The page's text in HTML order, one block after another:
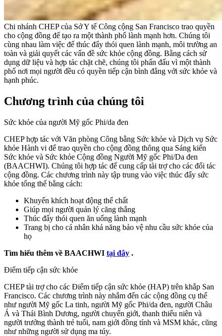
Chi nhánh CHEP của Sở Y tế Công cộng San Francisco trao quyền
cho cộng đồng để tạo ra một thành phố lành mạnh hơn. Chúng tôi
cùng nhau làm việc để thúc đẩy thói quen lành mạnh, môi trường an
toàn và giải quyết các vấn đề sức khỏe cộng đồng. Bằng cách sử
dụng dữ liệu và hợp tác chặt chẽ, chúng tôi phấn đấu vì một thành
phố nơi mọi người đều có quyền tiếp cận bình đẳng với sức khỏe và
hạnh phúc.
Chương trình của chúng tôi
Sức khỏe của người Mỹ gốc Phi/da đen
CHEP hợp tác với Văn phòng Công bằng Sức khỏe và Dịch vụ Sức
khỏe Hành vi để trao quyền cho cộng đồng thông qua Sáng kiến
Sức khỏe và Sức khỏe Cộng đồng Người Mỹ gốc Phi/Da đen
(BAACHWI). Chúng tôi hợp tác để cung cấp tài trợ cho các đối tác
cộng đồng. Các chương trình này tập trung vào việc thúc đẩy sức
khỏe tổng thể bằng cách:
Khuyến khích hoạt động thể chất
Giúp mọi người quản lý căng thẳng
Thúc đẩy thói quen ăn uống lành mạnh
Trang bị cho cá nhân khả năng bảo vệ nhu cầu sức khỏe của
họ
Tìm hiểu thêm về BAACHWI tại đây .
Điểm tiếp cận sức khỏe
CHEP tài trợ cho các Điểm tiếp cận sức khỏe (HAP) trên khắp San
Francisco. Các chương trình này nhắm đến các cộng đồng cụ thể
như người Mỹ gốc La tinh, người Mỹ gốc Phi/da đen, người Châu
Á và Thái Bình Dương, người chuyển giới, thanh thiếu niên và
người trưởng thành trẻ tuổi, nam giới đồng tính và MSM khác, cũng
như những người sử dụng ma túy.